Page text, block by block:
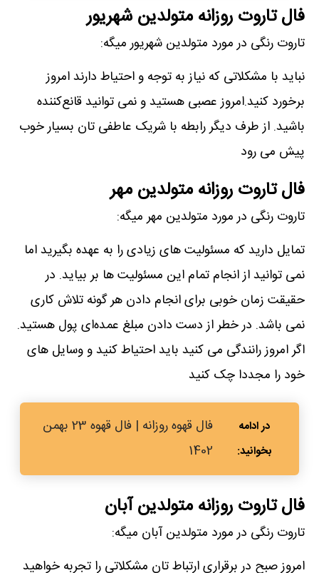
فال تاروت روزانه متولدین شهریور
تاروت رنگی در مورد متولدین شهریور میگه:
نباید با مشکلاتی که نیاز به توجه و احتیاط دارند امروز
برخورد کنید.امروز عصبی هستید و نمی توانید قانع‌کننده
باشید. از طرف دیگر رابطه با شریک عاطفی تان بسیار خوب
پیش می رود
فال تاروت روزانه متولدین مهر
تاروت رنگی در مورد متولدین مهر میگه:
تمایل دارید که مسئولیت های زیادی را به عهده بگیرید اما
نمی توانید از انجام تمام این مسئولیت ها بر بیاید. در
حقیقت زمان خوبی برای انجام دادن هر گونه تلاش کاری
نمی باشد. در خطر از دست دادن مبلغ عمده‌ای پول هستید.
اگر امروز رانندگی می کنید باید احتیاط کنید و وسایل های
خود را مجددا چک کنید
فال قهوه روزانه | فال قهوه 23 بهمن
1402
فال تاروت روزانه متولدین آبان
تاروت رنگی در مورد متولدین آبان میگه:
امروز صبح در برقراری ارتباط تان مشکلاتی را تجربه خواهید